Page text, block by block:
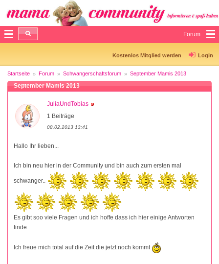
Forum
Kostenlos Mitglied werden Login
Startseite Forum Schwangerschaftsforum September Mamis 2013
September Mamis 2013
JuliaUndTobias
1 Beiträge
08.02.2013 13:41
Hallo Ihr lieben...
Ich bin neu hier in der Community und bin auch zum ersten mal
schwanger..
Es gibt soo viele Fragen und ich hoffe dass ich hier einige Antworten
finde..
Ich freue mich total auf die Zeit die jetzt noch kommt